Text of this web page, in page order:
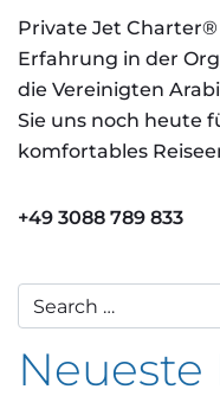
Private Jet
Erfahrung in der
die Vereinigten
Sie uns noch heute
komfortables
+49 3088 789 833
Search for: